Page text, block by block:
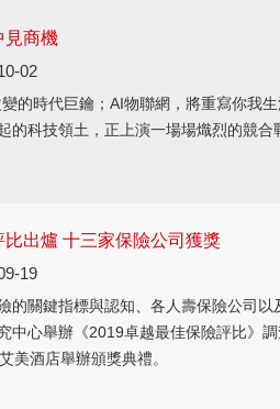
見商機
02
的時代巨鑰；AI物聯網，將重寫你我
科技領土，正上演一場場熾烈的競合
出爐 十三家保險公司獲獎
19
的關鍵指標與認知、各人壽保險公司
中心舉辦《2019卓越最佳保險評比》
美酒店舉辦頒獎典禮。